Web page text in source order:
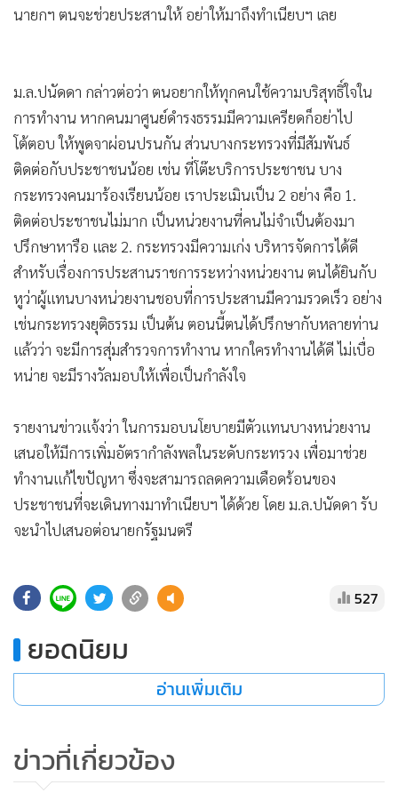
นายกฯ ตนจะช่วยประสานให้ อย่าให้มาถึงทำเนียบฯ เลย
ม.ล.ปนัดดา กล่าวต่อว่า ตนอยากให้ทุกคนใช้ความบริสุทธิ์ใจใน
การทำงาน หากคนมาศูนย์ดำรงธรรมมีความเครียดก็อย่าไป
โต้ตอบ ให้พูดจาผ่อนปรนกัน ส่วนบางกระทรวงที่มีสัมพันธ์
ติดต่อกับประชาชนน้อย เช่น ที่โต๊ะบริการประชาชน บาง
กระทรวงคนมาร้องเรียนน้อย เราประเมินเป็น 2 อย่าง คือ 1.
ติดต่อประชาชนไม่มาก เป็นหน่วยงานที่คนไม่จำเป็นต้องมา
ปรึกษาหารือ และ 2. กระทรวงมีความเก่ง บริหารจัดการได้ดี
สำหรับเรื่องการประสานราชการระหว่างหน่วยงาน ตนได้ยินกับ
หูว่าผู้แทนบางหน่วยงานชอบที่การประสานมีความรวดเร็ว อย่าง
เช่นกระทรวงยุติธรรม เป็นต้น ตอนนี้ตนได้ปรึกษากับหลายท่าน
แล้วว่า จะมีการสุ่มสำรวจการทำงาน หากใครทำงานได้ดี ไม่เบื่อ
หน่าย จะมีรางวัลมอบให้เพื่อเป็นกำลังใจ
รายงานข่าวแจ้งว่า ในการมอบนโยบายมีตัวแทนบางหน่วยงาน
เสนอให้มีการเพิ่มอัตรากำลังพลในระดับกระทรวง เพื่อมาช่วย
ทำงานแก้ไขปัญหา ซึ่งจะสามารถลดความเดือดร้อนของ
ประชาชนที่จะเดินทางมาทำเนียบฯ ได้ด้วย โดย ม.ล.ปนัดดา รับ
จะนำไปเสนอต่อนายกรัฐมนตรี
527
ยอดนิยม
อ่านเพิ่มเติม
ข่าวที่เกี่ยวข้อง